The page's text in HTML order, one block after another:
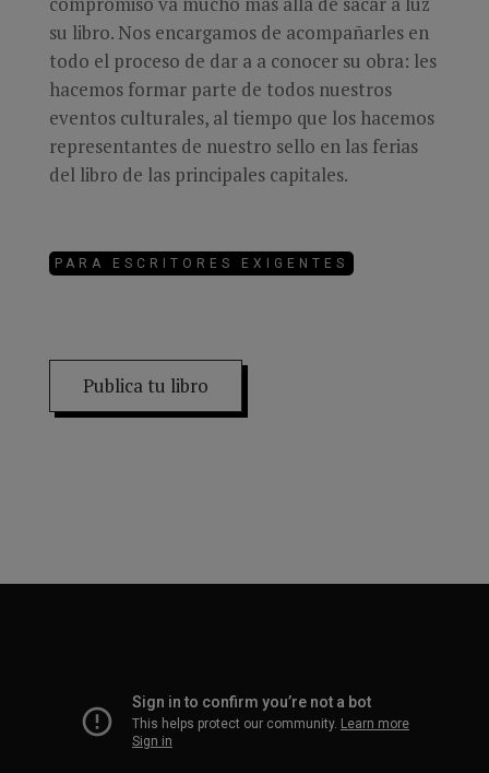
su libro. Nos encargamos de acompañarles en
todo el proceso de dar a a conocer su obra: les
hacemos formar parte de todos nuestros
eventos culturales, al tiempo que los hacemos
representantes de nuestro sello en las ferias
del libro de las principales capitales.
PARA ESCRITORES EXIGENTES
Publica tu libro